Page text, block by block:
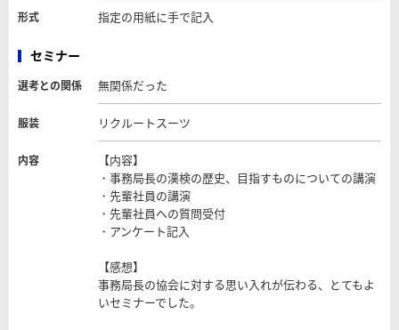
形式 指定の用紙に手で記入
セミナー
選考との関係 無関係だった
服装 リクルートスーツ
内容
【内容】
・事務局長の漢検の歴史、目指すものについての講演
・先輩社員の講演
・先輩社員への質問受付
・アンケート記入
【感想】
事務局長の協会に対する思い入れが伝わる、とてもよ
いセミナーでした。